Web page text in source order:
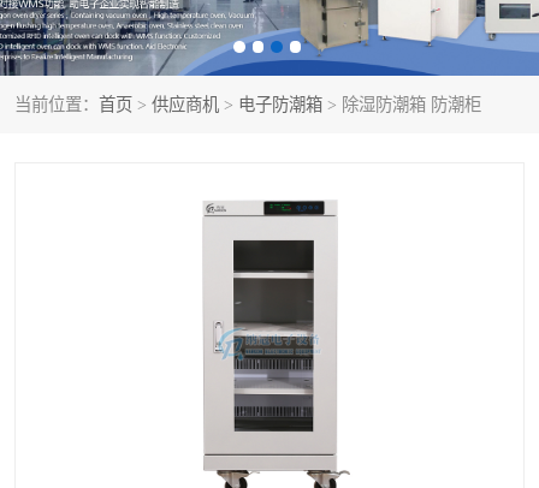
当前位置： 首页 > 供应商机 > 电子防潮箱 > 除湿防潮箱 防潮柜